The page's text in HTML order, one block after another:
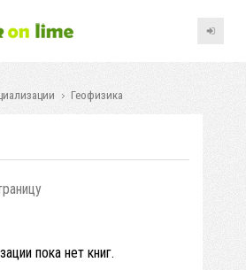
Геофизика
пока нет книг.